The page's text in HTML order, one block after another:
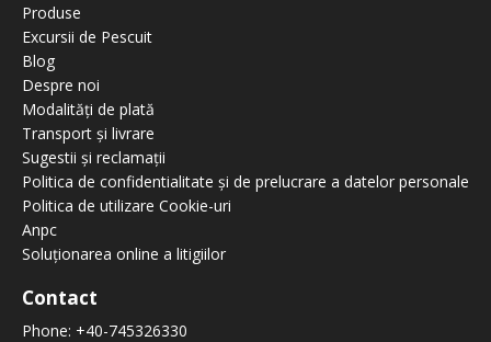
Produse
Excursii de Pescuit
Blog
Despre noi
Modalități de plată
Transport și livrare
Sugestii și reclamații
Politica de confidentialitate și de prelucrare a datelor personale
Politica de utilizare Cookie-uri
Anpc
Soluționarea online a litigiilor
Contact
Phone: +40-745326330